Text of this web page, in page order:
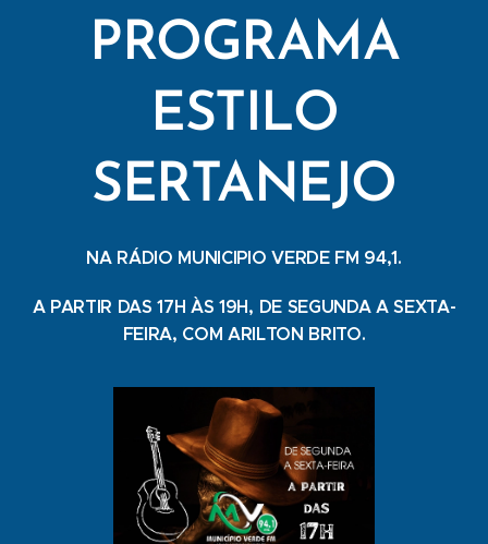
PROGRAMA
ESTILO
SERTANEJO
NA RÁDIO MUNICIPIO VERDE FM 94,1.
A PARTIR DAS 17H ÀS 19H, DE SEGUNDA A SEXTA-
FEIRA, COM ARILTON BRITO.